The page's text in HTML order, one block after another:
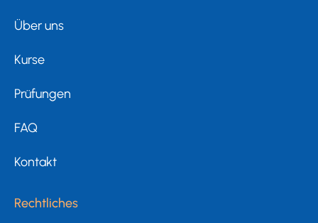
Über uns
Kurse
Prüfungen
FAQ
Kontakt
Rechtliches